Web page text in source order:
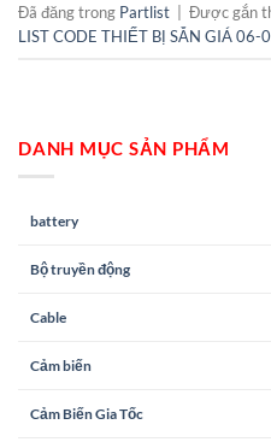
Đã đăng trong Partlist Được gắn
LIST CODE THIẾT BỊ SẴN GIÁ 06-
DANH MỤC SẢN PHẨM
battery
Bộ truyền động
Cable
Cảm biến
Cảm Biến Gia Tốc